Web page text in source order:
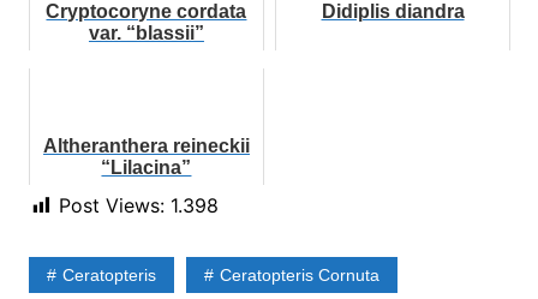
Cryptocoryne cordata
var. “blassii”
Didiplis diandra
Altheranthera reineckii
“Lilacina”
Post Views: 1.398
Ceratopteris Ceratopteris Cornuta